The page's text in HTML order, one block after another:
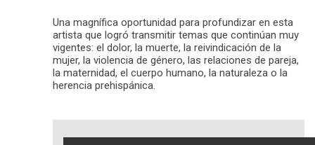
Una magnífica oportunidad para profundizar en esta
artista que logró transmitir temas que continúan muy
vigentes: el dolor, la muerte, la reivindicación de la
mujer, la violencia de género, las relaciones de pareja,
la maternidad, el cuerpo humano, la naturaleza o la
herencia prehispánica.